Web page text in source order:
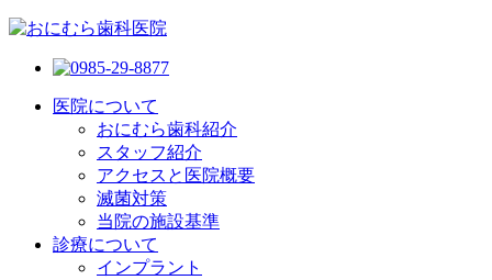
医院について
おにむら歯科紹介
スタッフ紹介
アクセスと医院概要
滅菌対策
当院の施設基準
診療について
インプラント